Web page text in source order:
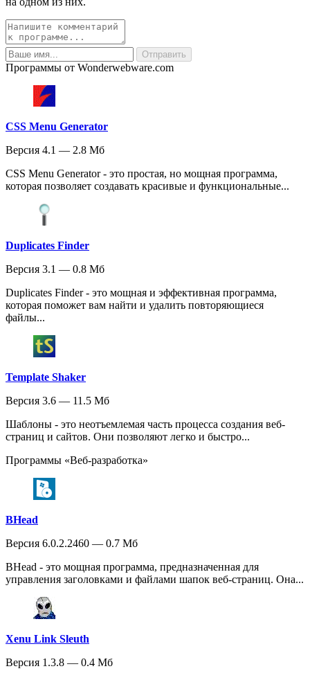
Программы от Wonderwebware.com
CSS Menu Generator
Версия 4.1 — 2.8 Мб
CSS Menu Generator - это простая, но мощная программа,
которая позволяет создавать красивые и функциональные...
Duplicates Finder
Версия 3.1 — 0.8 Мб
Duplicates Finder - это мощная и эффективная программа,
которая поможет вам найти и удалить повторяющиеся
файлы...
Template Shaker
Версия 3.6 — 11.5 Мб
Шаблоны - это неотъемлемая часть процесса создания веб-
страниц и сайтов. Они позволяют легко и быстро...
Программы «Веб-разработка»
BHead
Версия 6.0.2.2460 — 0.7 Мб
BHead - это мощная программа, предназначенная для
управления заголовками и файлами шапок веб-страниц. Она...
Xenu Link Sleuth
Версия 1.3.8 — 0.4 Мб